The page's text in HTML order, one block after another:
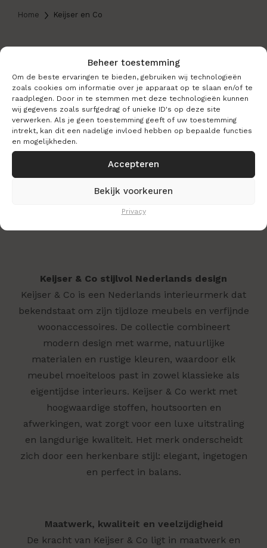
Beheer toestemming
Om de beste ervaringen te bieden, gebruiken wij technologieën
zoals cookies om informatie over je apparaat op te slaan en/of te
raadplegen. Door in te stemmen met deze technologieën kunnen
wij gegevens zoals surfgedrag of unieke ID's op deze site
verwerken. Als je geen toestemming geeft of uw toestemming
intrekt, kan dit een nadelige invloed hebben op bepaalde functies
en mogelijkheden.
Accepteren
Bekijk voorkeuren
Privacy
Home Keijser en Co
Merk
Keijser & Co stijlvol Nederlands design
Keijser & Co is een Nederlands interieurmerk dat
bekendstaat om zijn tijdloze meubels en verfijnde
woonaccessoires. De collectie combineert
modern design met warme, natuurlijke
materialen en rustige kleuren, waardoor elk
meubel moeiteloos past in zowel klassieke als
eigentijdse interieurs. Keijser & Co werkt met
hoogwaardige stoffen, houtsoorten en
afwerkingen, wat zorgt voor een luxe uitstraling
en langdurige kwaliteit. Het merk onderscheidt
zich door een herkenbare stijl: elegant, ingetogen
en perfect in balans.
Maatwerk, kwaliteit en veelzijdigheid
De kracht van Keijser & Co ligt in maatwerk en